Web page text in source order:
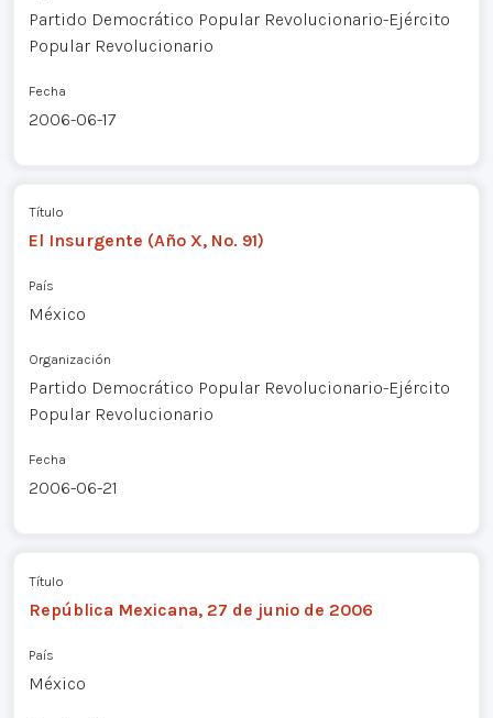
Partido Democrático Popular Revolucionario-Ejército
Popular Revolucionario
Fecha
2006-06-17
Título
El Insurgente (Año X, No. 91)
País
México
Organización
Partido Democrático Popular Revolucionario-Ejército
Popular Revolucionario
Fecha
2006-06-21
Título
República Mexicana, 27 de junio de 2006
País
México